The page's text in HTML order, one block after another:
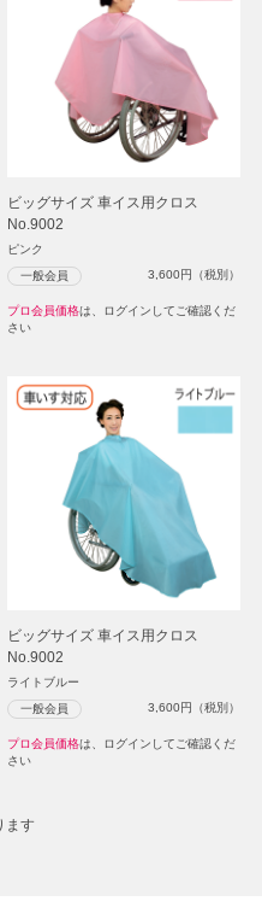
ビッグサイズ 車イス用クロス
No.9002
ピンク
一般会員 3,600円（税別）
プロ会員価格は、ログインしてご確認くだ
さい
ビッグサイズ 車イス用クロス
No.9002
ライトブルー
一般会員 3,600円（税別）
プロ会員価格は、ログインしてご確認くだ
さい
ます